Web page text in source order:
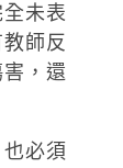
未表
師反
，還
必須